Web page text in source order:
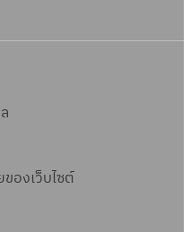
องเว็บไซต์